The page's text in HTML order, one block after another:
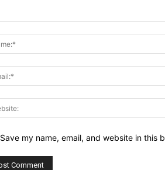
Save my name, email, and website in this